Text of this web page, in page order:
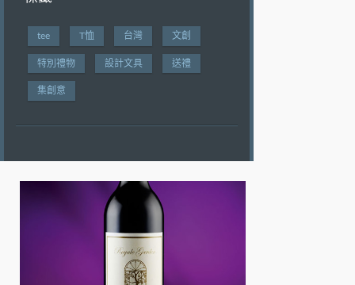
tee T恤 台灣 文創
特別禮物 設計文具 送禮
集創意